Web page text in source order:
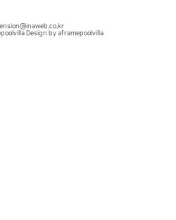
Design by aframepoolvilla